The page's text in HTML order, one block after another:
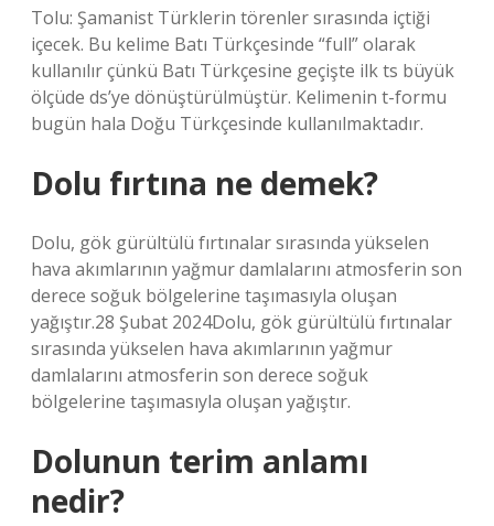
Tolu: Şamanist Türklerin törenler sırasında içtiği
içecek. Bu kelime Batı Türkçesinde “full” olarak
kullanılır çünkü Batı Türkçesine geçişte ilk ts büyük
ölçüde ds’ye dönüştürülmüştür. Kelimenin t-formu
bugün hala Doğu Türkçesinde kullanılmaktadır.
Dolu fırtına ne demek?
Dolu, gök gürültülü fırtınalar sırasında yükselen
hava akımlarının yağmur damlalarını atmosferin son
derece soğuk bölgelerine taşımasıyla oluşan
yağıştır.28 Şubat 2024Dolu, gök gürültülü fırtınalar
sırasında yükselen hava akımlarının yağmur
damlalarını atmosferin son derece soğuk
bölgelerine taşımasıyla oluşan yağıştır.
Dolunun terim anlamı
nedir?